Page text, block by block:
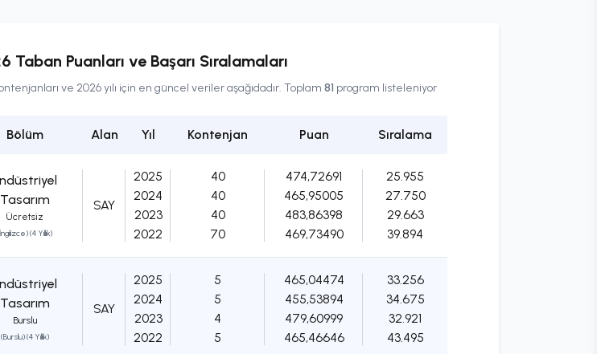
Taban Puanları ve Başarı Sıralamaları
ve 2026 yılı için en güncel veriler aşağıdadır. Toplam 81 program listeleniyor
Bölüm Alan Yıl Kontenjan Puan Sıralama
Tasarım
Ücretsiz
(4 Yıllık)
SAY
2025
2024
2023
2022
40
40
40
70
474,72691
465,95005
483,86398
469,73490
25.955
27.750
29.663
39.894
Tasarım
Burslu
(Burslu) (4 Yıllık)
SAY
2025
2024
2023
2022
5
5
4
5
465,04474
455,53894
479,60999
465,46646
33.256
34.675
32.921
43.495